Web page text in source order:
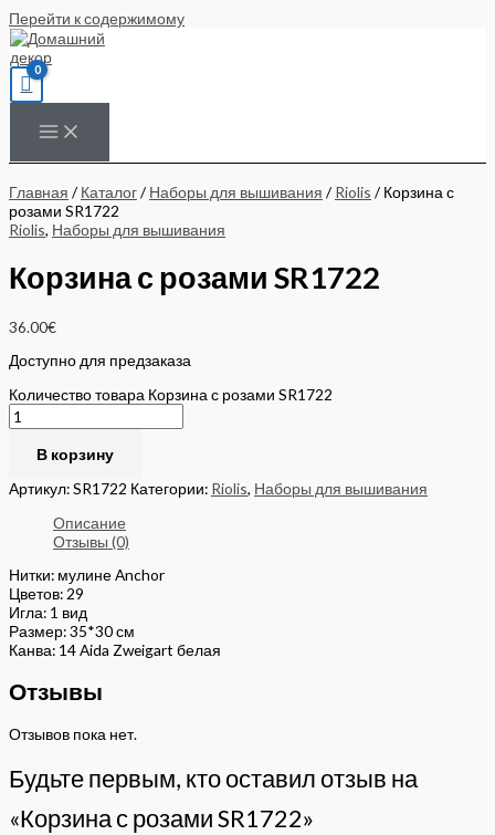
Перейти к содержимому
Главная / Каталог/ Наборы для вышивания / Riolis / Корзина с
розами SR1722
Riolis, Наборы для вышивания
Корзина с розами SR1722
36.00€
Доступно для предзаказа
Количество товара Корзина с розами SR1722
В корзину
Артикул:SR1722 Категории: Riolis, Наборы для вышивания
Описание
Отзывы (0)
Нитки: мулине Anchor
Цветов: 29
Игла: 1 вид
Размер: 35*30 см
Канва: 14 Aida Zweigart белая
Отзывы
Отзывов пока нет.
Будьте первым, кто оставил отзыв на
«Корзина с розами SR1722»